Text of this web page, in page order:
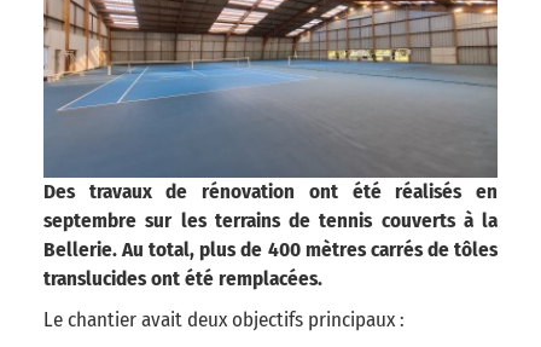
Des travaux de rénovation ont été réalisés en
septembre sur les terrains de tennis couverts à la
Bellerie. Au total, plus de 400 mètres carrés de tôles
translucides ont été remplacées.
Le chantier avait deux objectifs principaux :